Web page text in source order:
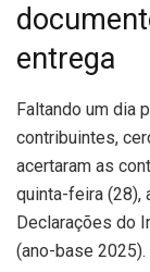
entrega
Faltando um dia
contribuintes,
acertaram as
quinta-feira (28),
Declarações do
(ano-base 2025).